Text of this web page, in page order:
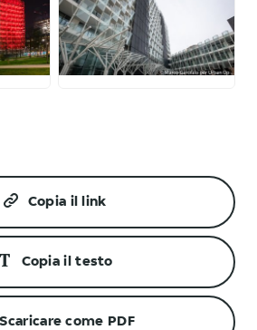
JPG
Copia il link
Copia il testo
Scaricare come PDF